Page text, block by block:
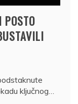
POSTO
ključnog…